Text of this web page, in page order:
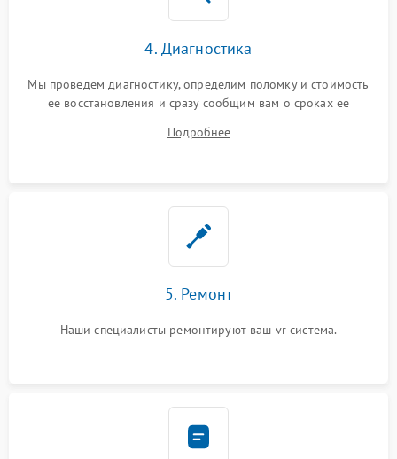
4. Диагностика
Мы проведем диагностику, определим поломку и стоимость
ее восстановления и сразу сообщим вам о сроках ее
Подробнее
5. Ремонт
Наши специалисты ремонтируют ваш vr система.